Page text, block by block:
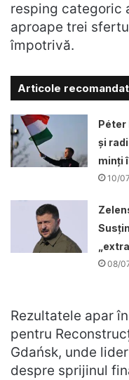
resping categoric
aproape trei
împotrivă.
Articole
Péter
și
minți
10/
08/
Rezultatele apar
pentru
Gdańsk, unde
despre sprijinul